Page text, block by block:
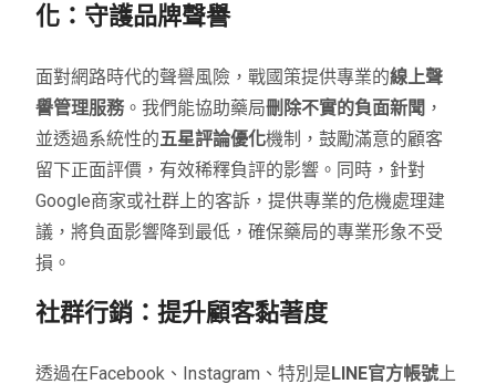
化：守護品牌聲譽
面對網路時代的聲譽風險，戰國策提供專業的線上聲
譽管理服務 。我們能協助藥局刪除不實的負面新聞 ，
並透過系統性的五星評論優化機制，鼓勵滿意的顧客
留下正面評價，有效稀釋負評的影響。同時，針對
Google商家或社群上的客訴，提供專業的危機處理建
議，將負面影響降到最低，確保藥局的專業形象不受
損。
社群行銷：提升顧客黏著度
透過在Facebook、Instagram、特別是LINE官方帳號 上